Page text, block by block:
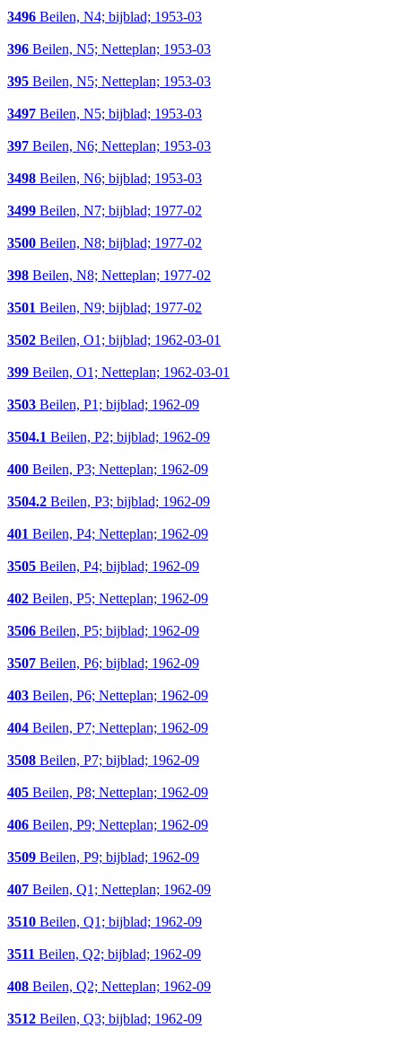
3496 Beilen, N4; bijblad; 1953-03
396 Beilen, N5; Netteplan; 1953-03
395 Beilen, N5; Netteplan; 1953-03
3497 Beilen, N5; bijblad; 1953-03
397 Beilen, N6; Netteplan; 1953-03
3498 Beilen, N6; bijblad; 1953-03
3499 Beilen, N7; bijblad; 1977-02
3500 Beilen, N8; bijblad; 1977-02
398 Beilen, N8; Netteplan; 1977-02
3501 Beilen, N9; bijblad; 1977-02
3502 Beilen, O1; bijblad; 1962-03-01
399 Beilen, O1; Netteplan; 1962-03-01
3503 Beilen, P1; bijblad; 1962-09
3504.1 Beilen, P2; bijblad; 1962-09
400 Beilen, P3; Netteplan; 1962-09
3504.2 Beilen, P3; bijblad; 1962-09
401 Beilen, P4; Netteplan; 1962-09
3505 Beilen, P4; bijblad; 1962-09
402 Beilen, P5; Netteplan; 1962-09
3506 Beilen, P5; bijblad; 1962-09
3507 Beilen, P6; bijblad; 1962-09
403 Beilen, P6; Netteplan; 1962-09
404 Beilen, P7; Netteplan; 1962-09
3508 Beilen, P7; bijblad; 1962-09
405 Beilen, P8; Netteplan; 1962-09
406 Beilen, P9; Netteplan; 1962-09
3509 Beilen, P9; bijblad; 1962-09
407 Beilen, Q1; Netteplan; 1962-09
3510 Beilen, Q1; bijblad; 1962-09
3511 Beilen, Q2; bijblad; 1962-09
408 Beilen, Q2; Netteplan; 1962-09
3512 Beilen, Q3; bijblad; 1962-09